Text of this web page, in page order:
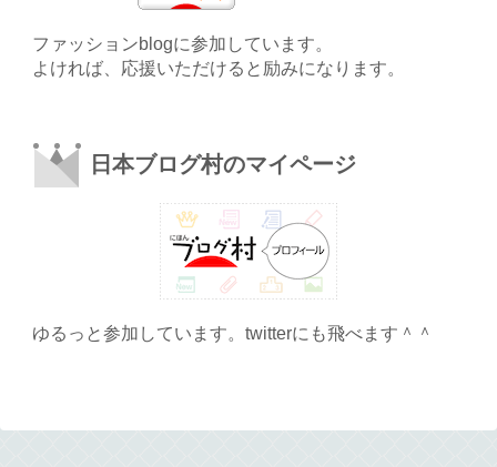
ファッションblogに参加しています。
よければ、応援いただけると励みになります。
日本ブログ村のマイページ
ゆるっと参加しています。twitterにも飛べます＾＾